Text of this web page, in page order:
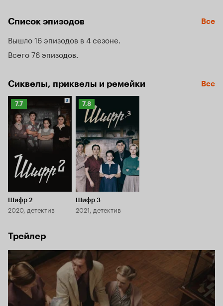
преступников, которые угрожают жизни простых людей
Список эпизодов Все
Вышло 16 эпизодов в 4 сезоне
Всего 76 эпизодов
Сиквелы, приквелы и ремейки Все
Рейтинг
Кинопоиска
7.7
7.7
Шифр 2
2020, детектив
Рейтинг
Кинопоиска
7.8
7.8
Шифр 3
2021, детектив
Трейлер